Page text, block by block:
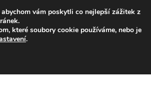
od 139,-Kč
pá 9-16 704 494 494
abychom vám poskytli co nejlepší zážitek z
které soubory cookie používáme, nebo je
.